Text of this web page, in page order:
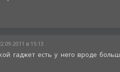
в 15:13
гаджет есть у него вроде